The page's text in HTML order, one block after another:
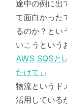
途中の例に出
て面白かった
るのか？とい
いこうという
AWS SQSと
たけてぃ
物流というド
活用している